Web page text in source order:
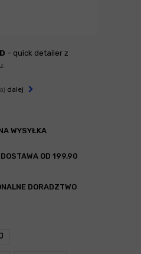
– quick detailer z
dalej
WYSYŁKA
OD 199,90
DORADZTWO